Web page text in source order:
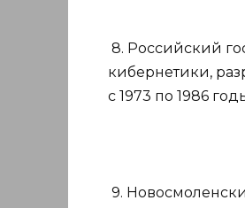
8. Российский
кибернетики,
с 1973 по 1986
9.